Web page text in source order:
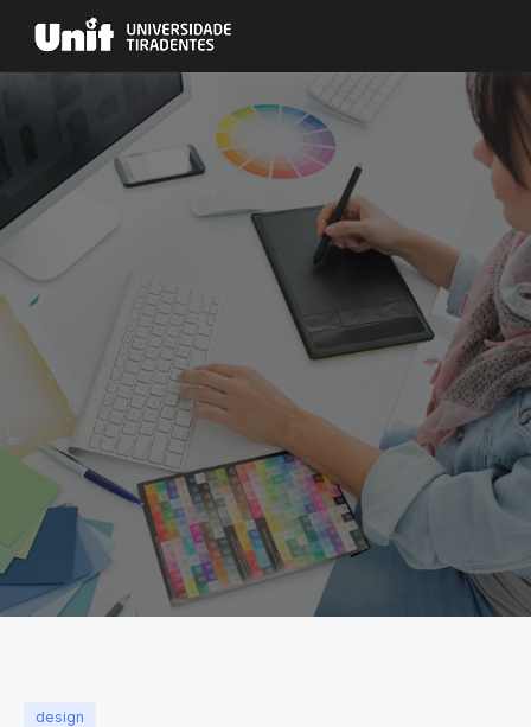
design